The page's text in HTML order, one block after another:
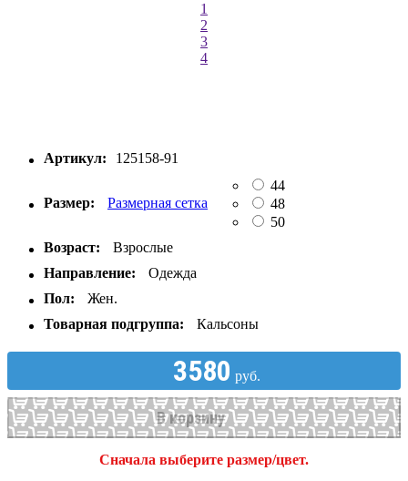
1
2
3
4
Артикул: 125158-91
Размер: Размерная сетка
44
48
50
Возраст:
Взрослые
Направление:
Одежда
Пол:
Жен.
Товарная подгруппа:
Кальсоны
3580 руб.
В корзину
Сначала выберите размер/цвет.